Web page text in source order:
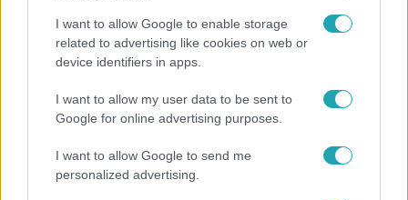
I want to allow Google to enable storage
related to advertising like cookies on web or
device identifiers in apps.
I want to allow my user data to be sent to
Google for online advertising purposes.
I want to allow Google to send me
personalized advertising.
Életmód